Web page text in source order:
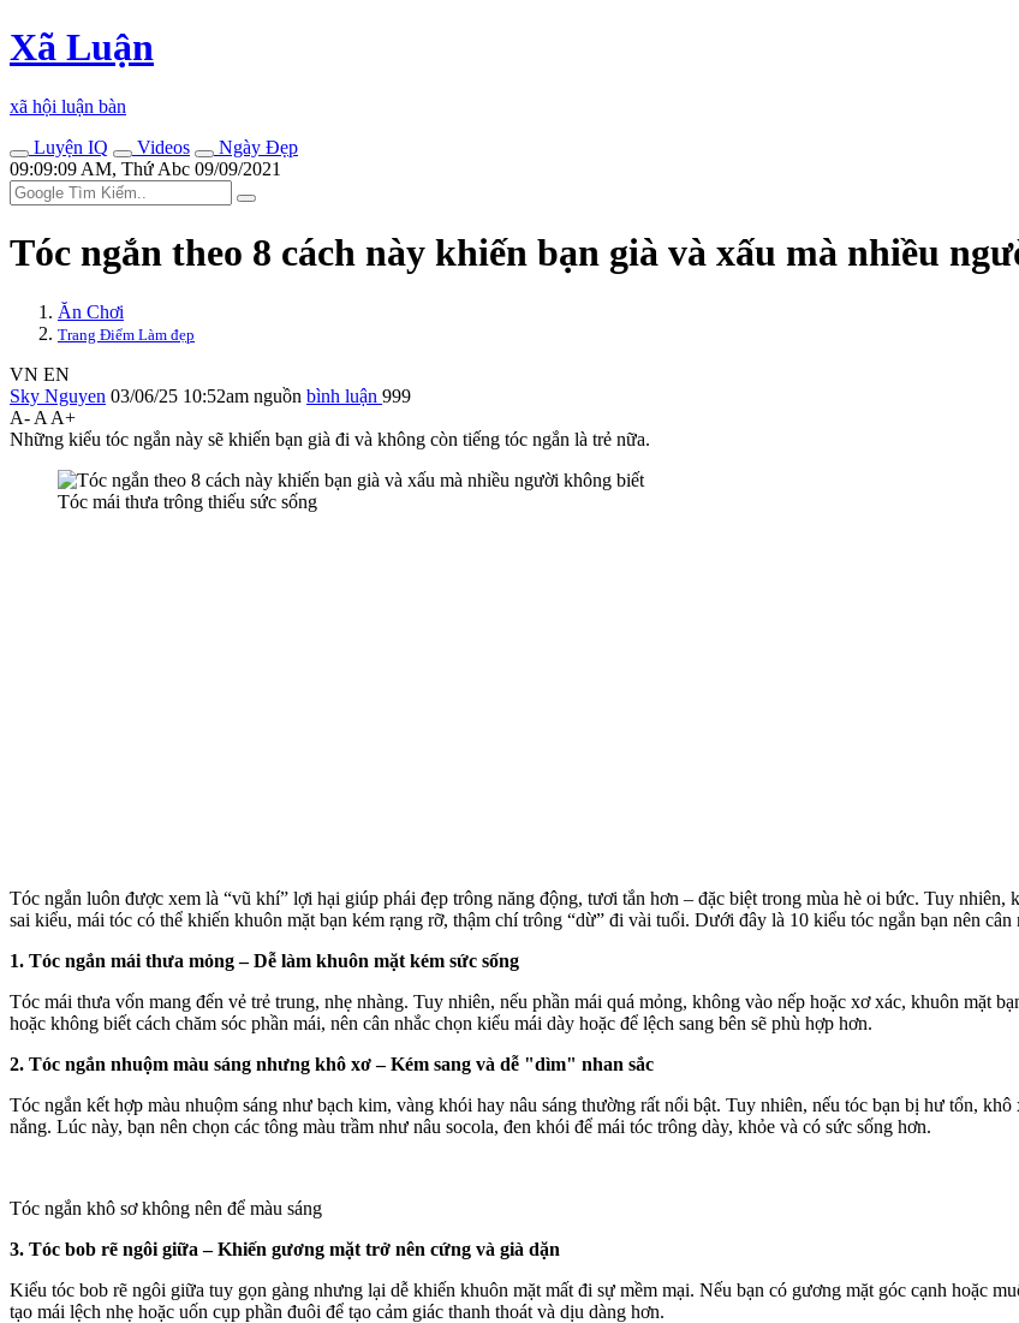
Xã Luận
xã hội luận bàn
Luyện IQ
Videos
Ngày Đẹp
09:09:09 AM, Thứ Abc 09/09/2021
Tóc ngắn theo 8 cách này khiến bạn già và xấu mà nhiều
Ăn Chơi
Trang Điểm Làm đẹp
VN EN
Sky Nguyen 03/06/25 10:52am nguồn bình luận 999
A- A A+
Những kiểu tóc ngắn này sẽ khiến bạn già đi và không còn tiếng tóc ngắn là trẻ nữa.
Tóc mái thưa trông thiếu sức sống
Tóc ngắn luôn được xem là “vũ khí” lợi hại giúp phái đẹp trông năng động, tươi tắn hơn – đặc biệt trong mùa hè oi bức. Tuy nhiên,
sai kiểu, mái tóc có thể khiến khuôn mặt bạn kém rạng rỡ, thậm chí trông “dừ” đi vài tuổi. Dưới đây là 10 kiểu tóc ngắn bạn nên
1. Tóc ngắn mái thưa mỏng – Dễ làm khuôn mặt kém sức sống
Tóc mái thưa vốn mang đến vẻ trẻ trung, nhẹ nhàng. Tuy nhiên, nếu phần mái quá mỏng, không vào nếp hoặc xơ xác, khuôn mặt
hoặc không biết cách chăm sóc phần mái, nên cân nhắc chọn kiểu mái dày hoặc để lệch sang bên sẽ phù hợp hơn.
2. Tóc ngắn nhuộm màu sáng nhưng khô xơ – Kém sang và dễ "dìm" nhan sắc
Tóc ngắn kết hợp màu nhuộm sáng như bạch kim, vàng khói hay nâu sáng thường rất nổi bật. Tuy nhiên, nếu tóc bạn bị hư tổn,
nắng. Lúc này, bạn nên chọn các tông màu trầm như nâu socola, đen khói để mái tóc trông dày, khỏe và có sức sống hơn.
Tóc ngắn khô sơ không nên để màu sáng
3. Tóc bob rẽ ngôi giữa – Khiến gương mặt trở nên cứng và già dặn
Kiểu tóc bob rẽ ngôi giữa tuy gọn gàng nhưng lại dễ khiến khuôn mặt mất đi sự mềm mại. Nếu bạn có gương mặt góc cạnh hoặc
tạo mái lệch nhẹ hoặc uốn cụp phần đuôi để tạo cảm giác thanh thoát và dịu dàng hơn.